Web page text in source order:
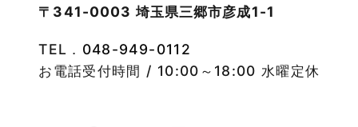
物件特集
竹ノ塚店-ブログ
2022年9月
2022年8月
〒341-0003 埼玉県三郷市彦成1-1
TEL． 048-949-0112
お電話受付時間 / 10:00～18:00 水曜定休